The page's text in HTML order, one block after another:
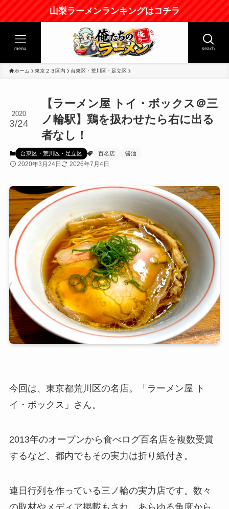
山梨ラーメンランキングはコチラ
seach
menu
ホーム 東京２３区内 台東区・荒川区・足立区
【ラーメン屋 トイ・ボックス＠三
ノ輪駅】鶏を扱わせたら右に出る
者なし！
2020
3/24
台東区・荒川区・足立区 百名店 醤油
2020年3月24日 2026年7月4日
今回は、東京都荒川区の名店。
「ラーメン屋 ト
イ・ボックス」さん。
2013年のオープンから食べログ百名店を複数受賞
するなど、都内でもその実力は折り紙付き。
連日行列を作っている三ノ輪の実力店です。数々
の取材やメディア掲載もされ、あらゆる角度から